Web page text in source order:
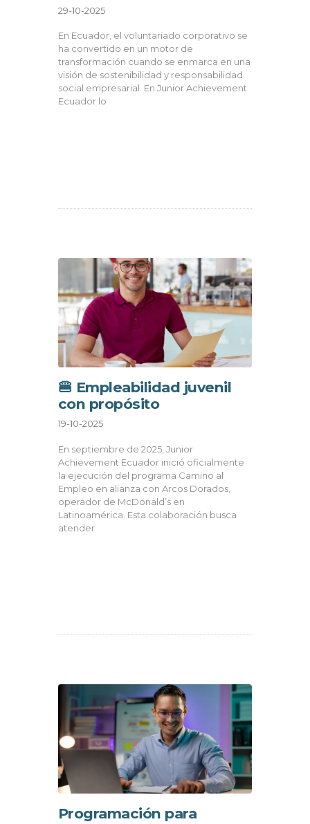
29-10-2025
En Ecuador, el voluntariado corporativo se
ha convertido en un motor de
transformación cuando se enmarca en una
visión de sostenibilidad y responsabilidad
social empresarial. En Junior Achievement
Ecuador lo
🍔 Empleabilidad juvenil
con propósito
19-10-2025
En septiembre de 2025, Junior
Achievement Ecuador inició oficialmente
la ejecución del programa Camino al
Empleo en alianza con Arcos Dorados,
operador de McDonald’s en
Latinoamérica. Esta colaboración busca
atender
Programación para